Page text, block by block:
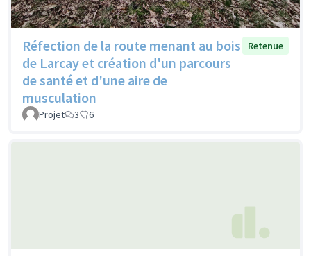
Réfection de la route menant au bois
de Larcay et création d'un parcours
de santé et d'une aire de
musculation
Retenue
Projet 3 6